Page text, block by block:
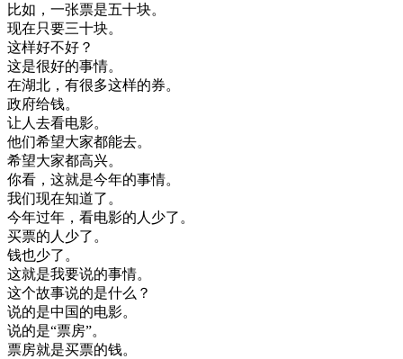
比如 ， 一张票是五十块。
现在只要三十块。
这样好不好 ？
这是很好的事情。
在湖北 ， 有很多这样的券。
政府给钱。
让人去看电影。
他们希望大家都能去。
希望大家都高兴。
你看 ， 这就是今年的事情。
我们现在知道了。
今年过年 ， 看电影的人少了。
买票的人少了。
钱也少了。
这就是我要说的事情。
这个故事说的是什么 ？
说的是中国的电影。
说的是“票房”。
票房就是买票的钱。